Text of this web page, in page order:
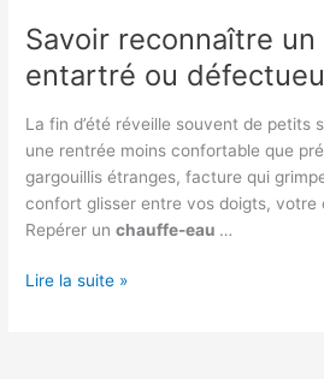
Savoir reconnaître
entartré ou
La fin d’été réveille souvent de petits
une rentrée moins confortable que
gargouillis étranges, facture qui
confort glisser entre vos doigts, votre
Repérer unchauffe-eau …
Savoir
Lire la suite »